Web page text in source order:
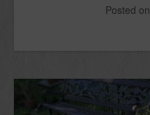
Posted on